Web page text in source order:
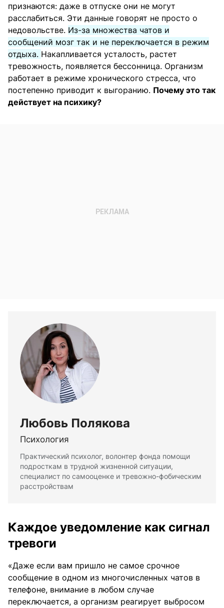
признаются: даже в отпуске они не могут
расслабиться. Эти данные говорят не просто о
недовольстве. Из-за множества чатов и
сообщений мозг так и не переключается в режим
отдыха. Накапливается усталость, растет
тревожность, появляется бессонница. Организм
работает в режиме хронического стресса, что
постепенно приводит к выгоранию. Почему это так
действует на психику?
Любовь Полякова
Психология
Практический психолог, волонтер фонда помощи
подросткам в трудной жизненной ситуации,
специалист по самооценке и тревожно-фобическим
расстройствам
Каждое уведомление как сигнал
тревоги
«Даже если вам пришло не самое срочное
сообщение в одном из многочисленных чатов в
телефоне, внимание в любом случае
переключается, а организм реагирует выбросом